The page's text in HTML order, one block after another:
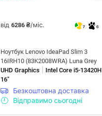
від 6286 ₴/міс. 7 6
Ноутбук Lenovo IdeaPad Slim 3
16IRH10 (83K2008WRA) Luna Grey
UHD Graphics
Intel Core i5-13420H
16"
Безкоштовна доставка
Відправимо сьогодні